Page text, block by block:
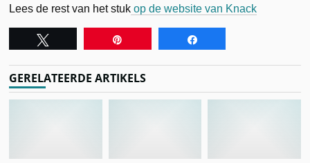
Lees de rest van het stuk op de website van Knack
GERELATEERDE ARTIKELS